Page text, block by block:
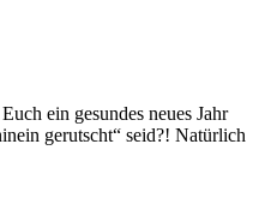
ein gesundes neues Jahr
gerutscht“ seid?! Natürlich